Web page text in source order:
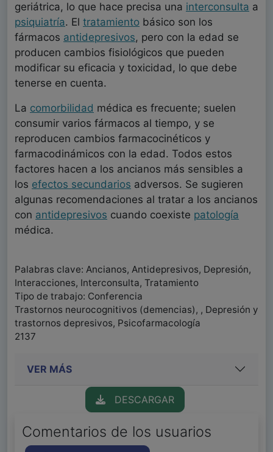
geriátrica, lo que hace precisa una interconsulta a
psiquiatría. El tratamiento básico son los
fármacos antidepresivos, pero con la edad se
producen cambios fisiológicos que pueden
modificar su eficacia y toxicidad, lo que debe
tenerse en cuenta.
La comorbilidad médica es frecuente; suelen
consumir varios fármacos al tiempo, y se
reproducen cambios farmacocinéticos y
farmacodinámicos con la edad. Todos estos
factores hacen a los ancianos más sensibles a
los efectos secundarios adversos. Se sugieren
algunas recomendaciones al tratar a los ancianos
con antidepresivos cuando coexiste patología
médica.
Palabras clave: Ancianos, Antidepresivos, Depresión,
Interacciones, Interconsulta, Tratamiento
Tipo de trabajo: Conferencia
Trastornos neurocognitivos (demencias), , Depresión y
trastornos depresivos, Psicofarmacología
2137
VER MÁS
DESCARGAR
Comentarios de los usuarios